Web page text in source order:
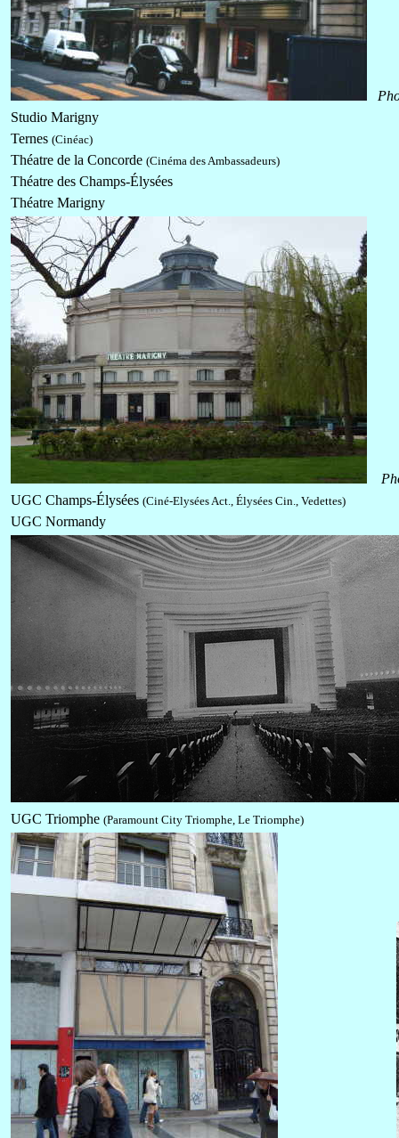
Studio Marigny
Ternes (Cinéac)
Théatre de la Concorde (Cinéma des Ambassadeurs)
Théatre des Champs-Élysées
Théatre Marigny
UGC Champs-Élysées (Ciné-Elysées Act., Élysées Cin., Vedettes)
UGC Normandy
UGC Triomphe (Paramount City Triomphe, Le Triomphe)